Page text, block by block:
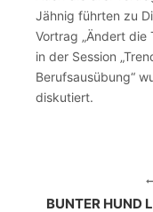
Jähnig führten zu
Vortrag „Ändert die
in der Session
Berufsausübung“
diskutiert.
BUNTER HUND